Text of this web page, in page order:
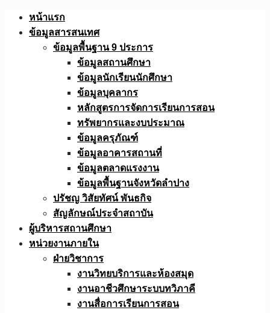
Skip
หน้าแรก
ข้อมูลสารสนเทศ
ข้อมูลพื้นฐาน 9 ประการ
ข้อมูลสถานศึกษา
ข้อมูลนักเรียนนักศึกษา
ข้อมูลบุคลากร
หลักสูตรการจัดการเรียนการสอน
ทรัพยากรและงบประมาณ
ข้อมูลครุภัณฑ์
ข้อมูลอาคารสถานที่
ข้อมูลตลาดแรงงาน
ข้อมูลพื้นฐานจังหวัดลำปาง
ปรัชญ วิสัยทัศน์ พันธกิจ
สัญลักษณ์ประจำสถาบัน
ผู้บริหารสถานศึกษา
หน่วยงานภายใน
ฝ่ายวิชาการ
งานวิทยบริการและห้องสมุด
งานอาชีวศึกษาระบบทวิภาคี
งานสื่อการเรียนการสอน